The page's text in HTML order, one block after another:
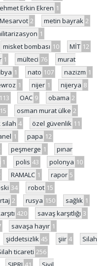
Erkin Ekren 1
Mesarvot 2 metin bayrak 2
1
misket bombası 10 MİT 12
1 mülteci 76
murat
1 nato 107 nazizm 1
1 nijer 1 nijerya 8
113 OAC 9 obama 2
15 osman murat ülke 2
silah 4 özel güvenlik 11
1 papa 12
peşmerge 1
pınar
1 polis 43 polonya 10
RAMALC 1 rapor 5
34 robot 15
2 rusya 150 sağlık 1
420 savaş karşıtlığı 3
savaşa hayır 1
şiddetsizlik 45 şiir 4
Silah
ticareti 256